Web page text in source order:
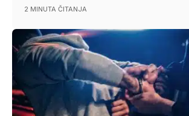
2 MINUTA ČITANJA